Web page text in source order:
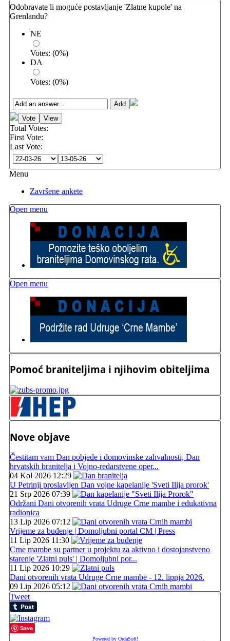
Odobravate li moguće postavljanje 'Zlatne kupole' na
Grenlandu?
NE
Votes: (0%)
DA
Votes: (0%)
Total Votes:
First Vote:
Last Vote:
Menu
Završene ankete
Open menu
Open menu
Pomoć braniteljima i njihovim obiteljima
Nove objave
Čestitam vam Dan pobjede i domovinske zahvalnosti, Dan
hrvatskih branitelja i Vojno-redarstvene oper...
04 Kol 2026 12:29
U Petrinji proslavljen Dan vojne kapelanije 'Sveti Ilija prorok'
21 Srp 2026 07:39
Održani Dani otvorenih vrata Udruge Crne mambe i edukativna
radionica
13 Lip 2026 07:12
Vrijeme za buđenje | Domoljubni portal CM | Press
11 Lip 2026 11:30
Crne mambe su partner u projektu za aktivno i dostojanstveno
starenje 'Zlatni puls' | Domoljubni por...
11 Lip 2026 10:29
Dani otvorenih vrata Udruge Crne mambe - 12. lipnja 2026.
09 Lip 2026 05:12
Tweet
Save
Powered by OrdaSoft!